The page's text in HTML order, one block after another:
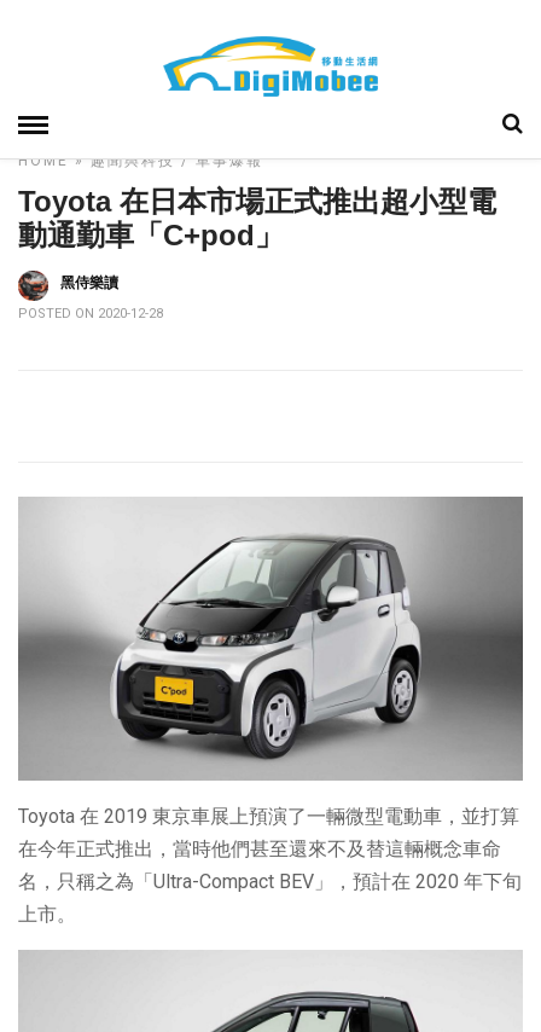
HOME»趣聞與科技 車事爆報
Toyota 在日本市場正式推出超小型電
動通勤車「C+pod」
黑侍樂讀
POSTED ON 2020-12-28
Toyota 在 2019 東京車展上預演了一輛微型電動車，並打算
在今年正式推出，當時他們甚至還來不及替這輛概念車命
名，只稱之為「Ultra-Compact BEV」，預計在 2020 年下旬
上市。